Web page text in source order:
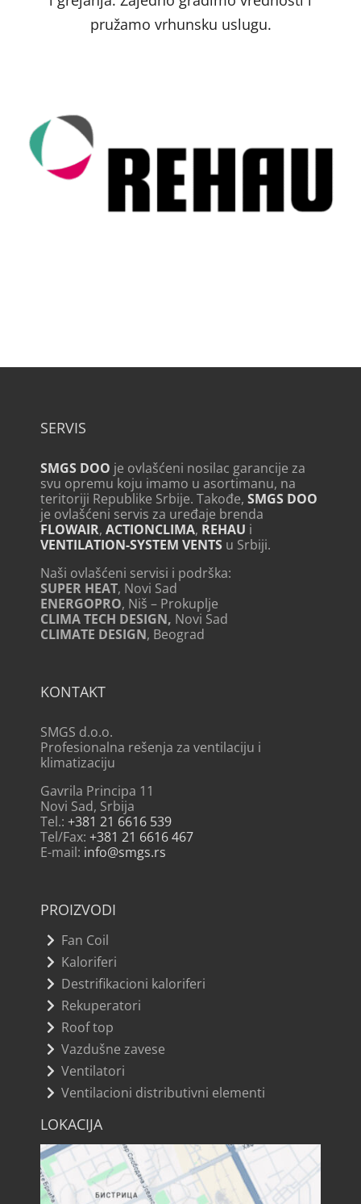
pružamo vrhunsku uslugu.
SERVIS
SMGS DOO je ovlašćeni nosilac garancije za
svu opremu koju imamo u asortimanu, na
teritoriji Republike Srbije. Takođe, SMGS DOO
je ovlašćeni servis za uređaje brenda
FLOWAIR, ACTIONCLIMA, REHAU i
VENTILATION-SYSTEM VENTSu Srbiji.
Naši ovlašćeni servisi i podrška:
SUPER HEAT, Novi Sad
ENERGOPRO, Niš – Prokuplje
CLIMA TECH DESIGN, Novi Sad
CLIMATE DESIGN, Beograd
KONTAKT
SMGS d.o.o.
Profesionalna rešenja za ventilaciju i
klimatizaciju
Gavrila Principa 11
Novi Sad, Srbija
Tel.: +381 21 6616 539
Tel/Fax: +381 21 6616 467
E-mail: info@smgs.rs
PROIZVODI
Fan Coil
Kaloriferi
Destrifikacioni kaloriferi
Rekuperatori
Roof top
Vazdušne zavese
Ventilatori
Ventilacioni distributivni elementi
LOKACIJA